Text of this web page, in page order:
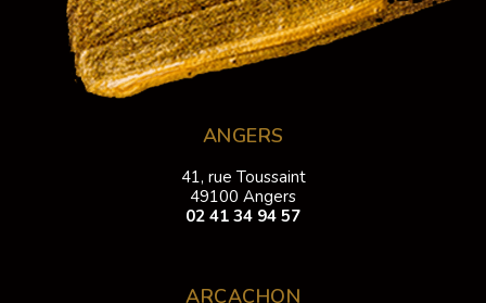
ANGERS
41, rue Toussaint
49100 Angers
02 41 34 94 57
ARCACHON